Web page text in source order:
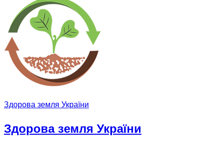
Здорова земля України
Здорова земля України